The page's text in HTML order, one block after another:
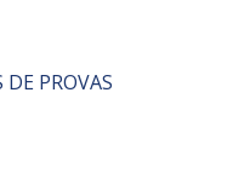
DE PROVAS